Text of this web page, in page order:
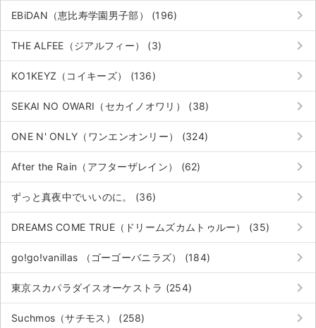
サイト情報
チケットジャム運営会社
EBiDAN（恵比寿学園男子部） (196) keyboard_arrow_right
THE ALFEE（ジアルフィー） (3) keyboard_arrow_right
KO1KEYZ（コイキーズ） (136) keyboard_arrow_right
SEKAI NO OWARI（セカイノオワリ） (38) keyboard_arrow_right
ONE N' ONLY（ワンエンオンリー） (324) keyboard_arrow_right
After the Rain（アフターザレイン） (62) keyboard_arrow_right
ずっと真夜中でいいのに。 (36) keyboard_arrow_right
DREAMS COME TRUE（ドリームズカムトゥルー） (35) keyboard_arrow_right
go!go!vanillas （ゴーゴーバニラズ） (184) keyboard_arrow_right
東京スカパラダイスオーケストラ (254) keyboard_arrow_right
Suchmos（サチモス） (258) keyboard_arrow_right